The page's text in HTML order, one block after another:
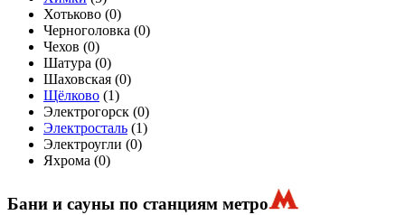
Хотьково (0)
Черноголовка (0)
Чехов (0)
Шатура (0)
Шаховская (0)
Щёлково (1)
Электрогорск (0)
Электросталь (1)
Электроугли (0)
Яхрома (0)
Бани и сауны по станциям метро